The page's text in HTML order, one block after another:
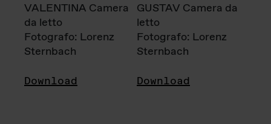
VALENTINA Camera
da letto
Fotografo: Lorenz
Sternbach
Download
GUSTAV Camera da
letto
Fotografo: Lorenz
Sternbach
Download